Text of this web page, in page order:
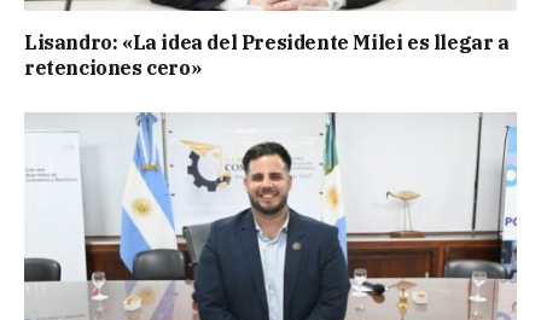
Lisandro: «La idea del Presidente Milei es llegar a
retenciones cero»